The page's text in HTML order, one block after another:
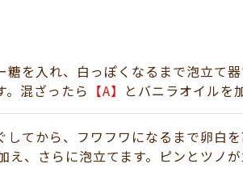
を入れ、白っぽくなるまで泡立て
。混ざったら 【A】 とバニラオイルを
てから、フワフワになるまで卵白
え、さらに泡立てます。ピンとツノ